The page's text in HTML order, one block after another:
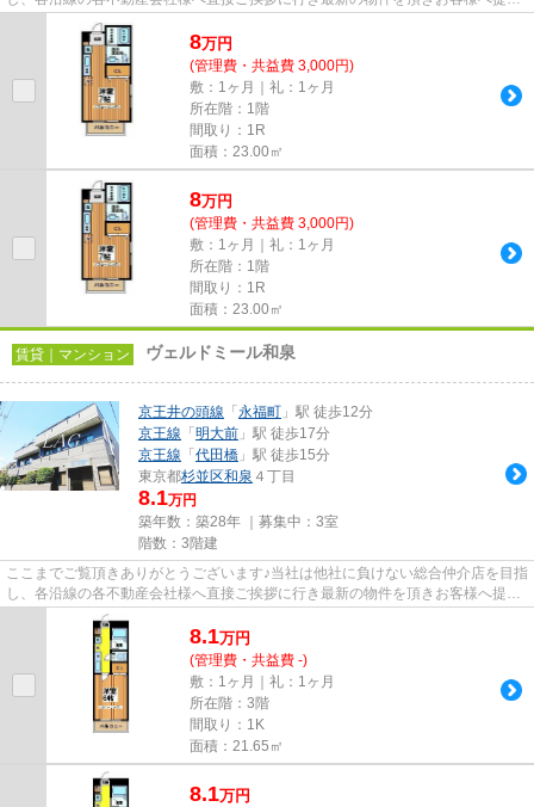
しております！最新の情報は...
8万円
(管理費・共益費 3,000円)
敷：1ヶ月｜礼：1ヶ月
所在階：1階
間取り：1R
面積：23.00㎡
8万円
(管理費・共益費 3,000円)
敷：1ヶ月｜礼：1ヶ月
所在階：1階
間取り：1R
面積：23.00㎡
賃貸｜マンション ヴェルドミール和泉
京王井の頭線 「 永福町 」駅 徒歩12分
京王線 「 明大前 」駅 徒歩17分
京王線 「 代田橋 」駅 徒歩15分
東京都杉並区和泉 ４丁目
8.1万円
築年数：築28年 ｜募集中： 3室
階数：3階建
ここまでご覧頂きありがとうございます♪当社は他社に負けない総合仲介店を目指
し、各沿線の各不動産会社様へ直接ご挨拶に行き最新の物件を頂きお客様へ提供
しております！最新の情報は...
8.1万円
(管理費・共益費 -)
敷：1ヶ月｜礼：1ヶ月
所在階：3階
間取り：1K
面積：21.65㎡
8.1万円